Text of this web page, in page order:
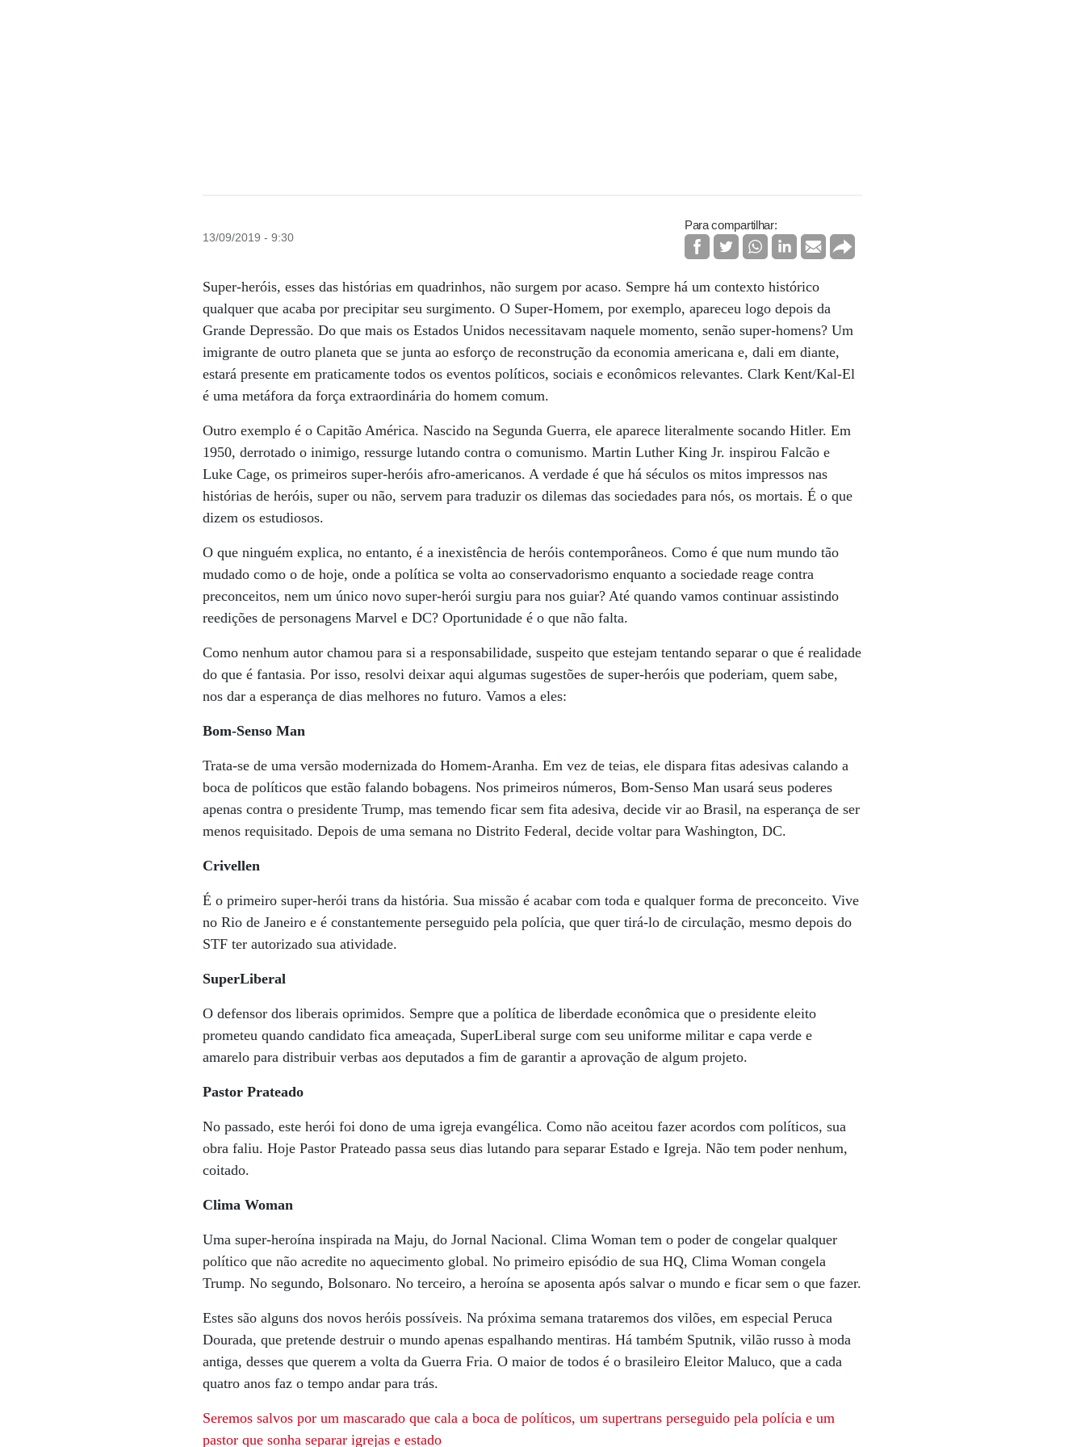
13/09/2019 - 9:30
Para compartilhar:
Super-heróis, esses das histórias em quadrinhos, não surgem por acaso. Sempre há um contexto histórico
qualquer que acaba por precipitar seu surgimento. O Super-Homem, por exemplo, apareceu logo depois da
Grande Depressão. Do que mais os Estados Unidos necessitavam naquele momento, senão super-homens? Um
imigrante de outro planeta que se junta ao esforço de reconstrução da economia americana e, dali em diante,
estará presente em praticamente todos os eventos políticos, sociais e econômicos relevantes. Clark Kent/Kal-El
é uma metáfora da força extraordinária do homem comum.
Outro exemplo é o Capitão América. Nascido na Segunda Guerra, ele aparece literalmente socando Hitler. Em
1950, derrotado o inimigo, ressurge lutando contra o comunismo. Martin Luther King Jr. inspirou Falcão e
Luke Cage, os primeiros super-heróis afro-americanos. A verdade é que há séculos os mitos impressos nas
histórias de heróis, super ou não, servem para traduzir os dilemas das sociedades para nós, os mortais. É o que
dizem os estudiosos.
O que ninguém explica, no entanto, é a inexistência de heróis contemporâneos. Como é que num mundo tão
mudado como o de hoje, onde a política se volta ao conservadorismo enquanto a sociedade reage contra
preconceitos, nem um único novo super-herói surgiu para nos guiar? Até quando vamos continuar assistindo
reedições de personagens Marvel e DC? Oportunidade é o que não falta.
Como nenhum autor chamou para si a responsabilidade, suspeito que estejam tentando separar o que é realidade
do que é fantasia. Por isso, resolvi deixar aqui algumas sugestões de super-heróis que poderiam, quem sabe,
nos dar a esperança de dias melhores no futuro. Vamos a eles:
Bom-Senso Man
Trata-se de uma versão modernizada do Homem-Aranha. Em vez de teias, ele dispara fitas adesivas calando a
boca de políticos que estão falando bobagens. Nos primeiros números, Bom-Senso Man usará seus poderes
apenas contra o presidente Trump, mas temendo ficar sem fita adesiva, decide vir ao Brasil, na esperança de ser
menos requisitado. Depois de uma semana no Distrito Federal, decide voltar para Washington, DC.
Crivellen
É o primeiro super-herói trans da história. Sua missão é acabar com toda e qualquer forma de preconceito. Vive
no Rio de Janeiro e é constantemente perseguido pela polícia, que quer tirá-lo de circulação, mesmo depois do
STF ter autorizado sua atividade.
SuperLiberal
O defensor dos liberais oprimidos. Sempre que a política de liberdade econômica que o presidente eleito
prometeu quando candidato fica ameaçada, SuperLiberal surge com seu uniforme militar e capa verde e
amarelo para distribuir verbas aos deputados a fim de garantir a aprovação de algum projeto.
Pastor Prateado
No passado, este herói foi dono de uma igreja evangélica. Como não aceitou fazer acordos com políticos, sua
obra faliu. Hoje Pastor Prateado passa seus dias lutando para separar Estado e Igreja. Não tem poder nenhum,
coitado.
Clima Woman
Uma super-heroína inspirada na Maju, do Jornal Nacional. Clima Woman tem o poder de congelar qualquer
político que não acredite no aquecimento global. No primeiro episódio de sua HQ, Clima Woman congela
Trump. No segundo, Bolsonaro. No terceiro, a heroína se aposenta após salvar o mundo e ficar sem o que fazer.
Estes são alguns dos novos heróis possíveis. Na próxima semana trataremos dos vilões, em especial Peruca
Dourada, que pretende destruir o mundo apenas espalhando mentiras. Há também Sputnik, vilão russo à moda
antiga, desses que querem a volta da Guerra Fria. O maior de todos é o brasileiro Eleitor Maluco, que a cada
quatro anos faz o tempo andar para trás.
Seremos salvos por um mascarado quecala a boca de políticos, um supertrans perseguido pela polícia e um
pastor quesonha separar igrejas e estado